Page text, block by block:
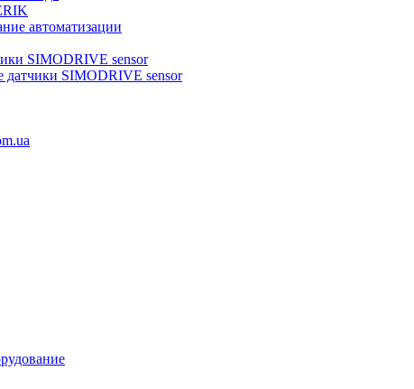
автоматизации
SIMODRIVE sensor
датчики SIMODRIVE sensor